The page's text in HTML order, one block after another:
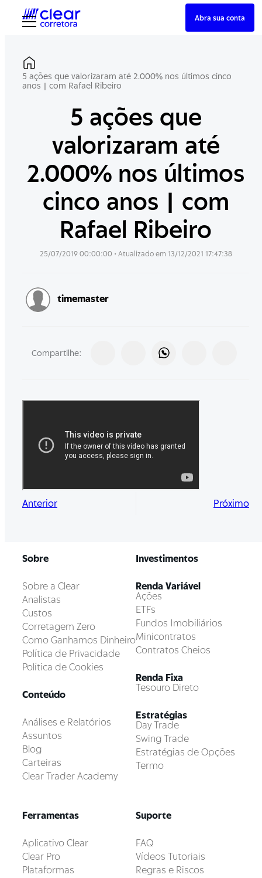
content
Abra sua conta
5 ações que valorizaram até 2.000% nos últimos cinco
anos | com Rafael Ribeiro
5 ações que
valorizaram até
2.000% nos últimos
cinco anos | com
Rafael Ribeiro
25/07/2019 00:00:00 • Atualizado em 13/12/2021 17:47:38
timemaster
Compartilhe:
Anterior Próximo
Sobre
Sobre a Clear
Analistas
Custos
Corretagem Zero
Como Ganhamos Dinheiro
Política de Privacidade
Política de Cookies
Conteúdo
Análises e Relatórios
Assuntos
Blog
Carteiras
Clear Trader Academy
Investimentos
Renda Variável
Ações
ETFs
Fundos Imobiliários
Minicontratos
Contratos Cheios
Renda Fixa
Tesouro Direto
Estratégias
Day Trade
Swing Trade
Estratégias de Opções
Termo
Ferramentas
Aplicativo Clear
Clear Pro
Plataformas
Suporte
FAQ
Vídeos Tutoriais
Regras e Riscos